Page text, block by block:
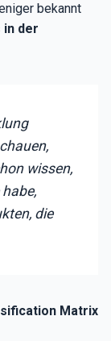
bekannt
in der
wissen,
die
Matrix